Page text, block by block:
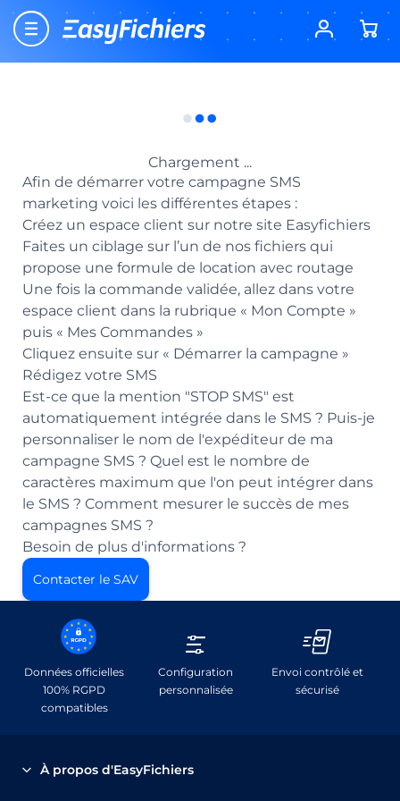
Chargement ...
-15%
Nouveau client EasyFichiers ? Profitez dès
aujourd’hui d’une offre exceptionnelle à partir de
149€ HT d’achat ! Code
Accueil
Questions fréquentes
Afin de démarrer votre campagne SMS
marketing voici les différentes étapes :
Créez un espace client sur notre site Easyfichiers
Faites un ciblage sur l’un de nos fichiers qui
propose une formule de location avec routage
Une fois la commande validée, allez dans votre
espace client dans la rubrique « Mon Compte »
puis « Mes Commandes »
Cliquez ensuite sur « Démarrer la campagne »
Rédigez votre SMS
Est-ce que la mention "STOP SMS" est
automatiquement intégrée dans le SMS ? Puis-je
personnaliser le nom de l'expéditeur de ma
campagne SMS ? Quel est le nombre de
caractères maximum que l'on peut intégrer dans
le SMS ? Comment mesurer le succès de mes
campagnes SMS ?
Besoin de plus d'informations ?
Contacter le SAV
Données officielles
100% RGPD
compatibles
Configuration
personnalisée
Envoi contrôlé et
sécurisé
À propos d'EasyFichiers